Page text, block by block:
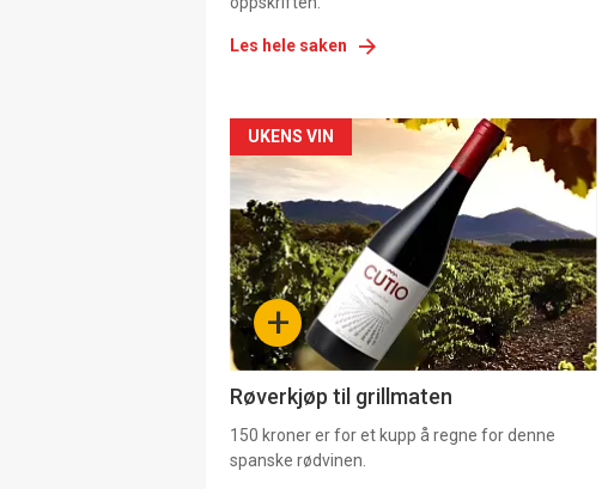
Les hele saken
Forsiden
akkurat
nå
-
4 +
UKENS VIN
Røverkjøp til grillmaten
150 kroner er for et kupp å regne for denne
spanske rødvinen.